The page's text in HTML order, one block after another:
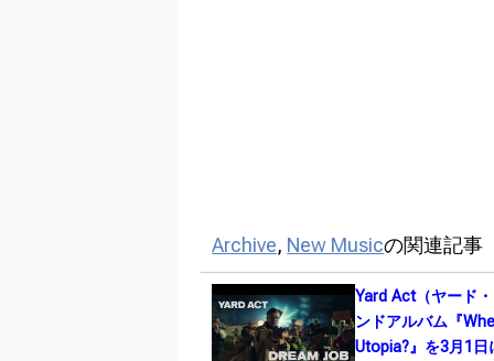
Archive, New Musicの関連記事
Yard Act（ヤード
ンドアルバム『
Utopia?』を3月1日